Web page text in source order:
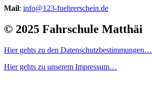
Mail: info@123-fuehrerschein.de
© 2025 Fahrschule Matthäi
Hier gehts zu den Datenschutzbestimmungen…
Hier gehts zu unserem Impressum…